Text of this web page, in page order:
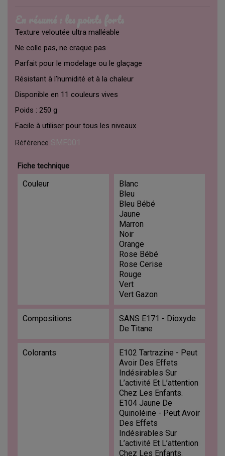
Texture veloutée ultra malléable
Ne colle pas, ne craque pas
Parfait pour le modelage ou le glaçage
Résistant à l’humidité et à la chaleur
Disponible en 11 couleurs vives
Poids : 250 g
Facile à utiliser pour tous les niveaux
Référence
Fiche technique
Couleur
Blanc
Bleu
Bleu Bébé
Jaune
Marron
Noir
Orange
Rose Bébé
Rose Cerise
Rouge
Vert
Vert Gazon
Compositions
SANS E171 - Dioxyde
De Titane
Colorants
E102 Tartrazine - Peut
Avoir Des Effets
Indésirables Sur
L’activité Et L’attention
Chez Les Enfants.
E104 Jaune De
Quinoléine - Peut Avoir
Des Effets
Indésirables Sur
L’activité Et L’attention
Chez Les Enfants.